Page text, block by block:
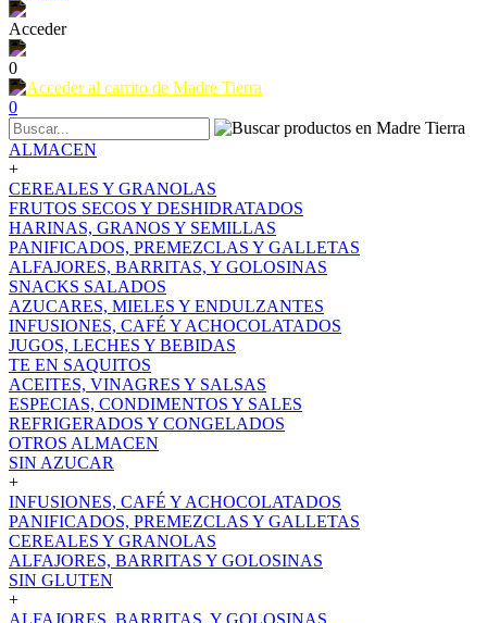
Acceder
0
0
ALMACEN
+
CEREALES Y GRANOLAS
FRUTOS SECOS Y DESHIDRATADOS
HARINAS, GRANOS Y SEMILLAS
PANIFICADOS, PREMEZCLAS Y GALLETAS
ALFAJORES, BARRITAS, Y GOLOSINAS
SNACKS SALADOS
AZUCARES, MIELES Y ENDULZANTES
INFUSIONES, CAFÉ Y ACHOCOLATADOS
JUGOS, LECHES Y BEBIDAS
TE EN SAQUITOS
ACEITES, VINAGRES Y SALSAS
ESPECIAS, CONDIMENTOS Y SALES
REFRIGERADOS Y CONGELADOS
OTROS ALMACEN
SIN AZUCAR
+
INFUSIONES, CAFÉ Y ACHOCOLATADOS
PANIFICADOS, PREMEZCLAS Y GALLETAS
CEREALES Y GRANOLAS
ALFAJORES, BARRITAS Y GOLOSINAS
SIN GLUTEN
+
ALFAJORES, BARRITAS, Y GOLOSINAS